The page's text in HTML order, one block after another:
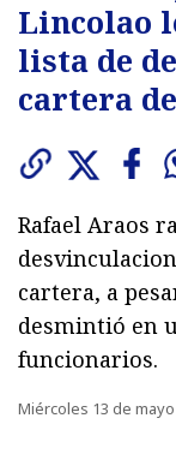
Lincolao
lista de
cartera
Rafael Araos
cartera, a
desmintió en
funcionarios.
Miércoles 13 de